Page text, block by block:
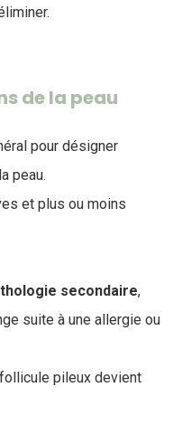
de la peau
pour désigner
peau.
et plus ou moins
secondaire,
suite à une allergie ou
pileux devient